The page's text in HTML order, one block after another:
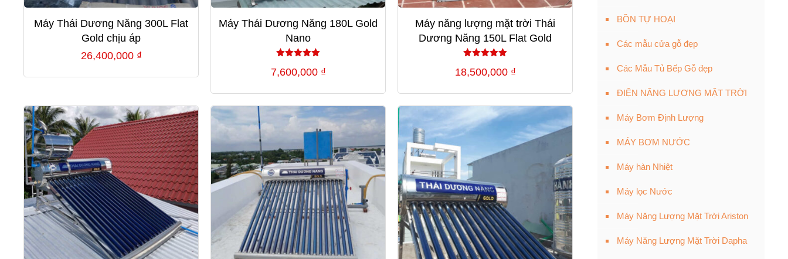
Máy Thái Dương Năng 300L Flat
Gold chịu áp
26,400,000 ₫
Máy Thái Dương Năng 180L Gold
Nano
hạng
7,600,000 ₫
Máy năng lượng mặt trời Thái
Dương Năng 150L Flat Gold
hạng
18,500,000 ₫
BỒN TỰ HOẠI
Các mẫu cửa gỗ đẹp
Các Mẫu Tủ Bếp Gỗ đẹp
ĐIỆN NĂNG LƯỢNG MẶT TRỜI
Máy Bơm Định Lượng
MÁY BƠM NƯỚC
Máy hàn Nhiệt
Máy lọc Nước
Máy Năng Lượng Mặt Trời Ariston
Máy Năng Lượng Mặt Trời Dapha